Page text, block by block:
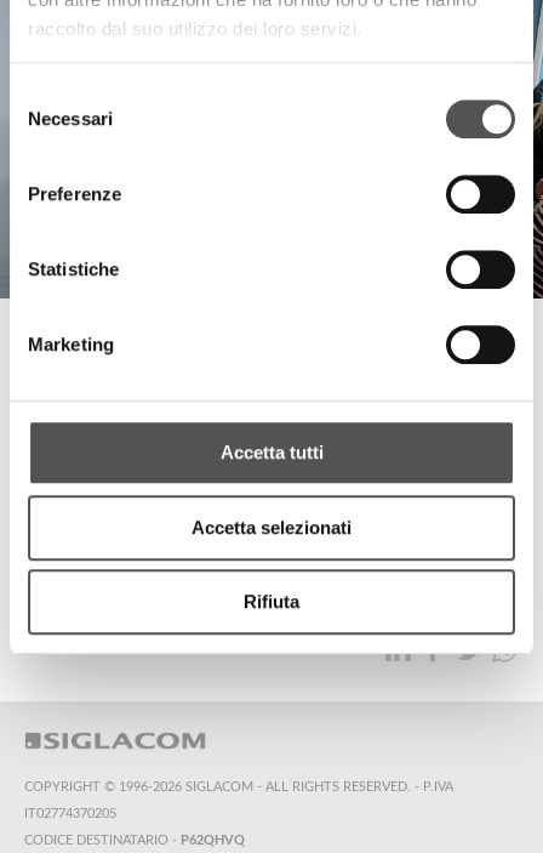
raccolto dal suo utilizzo dei loro servizi.
delNecessari
Preferenze
Statistiche
Marketing
Accetta tutti
Accetta selezionati
Rifiuta
ALL HIGHLIGHTS
TOP SEARCHES SITEMAP SUSTAINABILITY
COPYRIGHT © 1996-2026 SIGLACOM - ALL RIGHTS RESERVED. - P.IVA
IT02774370205
CODICE DESTINATARIO - P62QHVQ